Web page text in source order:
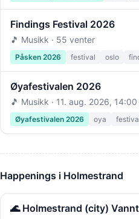
Findings Festival 2026
🎵 Musikk · 55 venter
Påsken 2026 festival oslo
Øyafestivalen 2026
🎵 Musikk · 11. aug. 2026, 14:00
Øyafestivalen 2026 oya
Happenings i Holmestrand
🌊 Holmestrand (city)